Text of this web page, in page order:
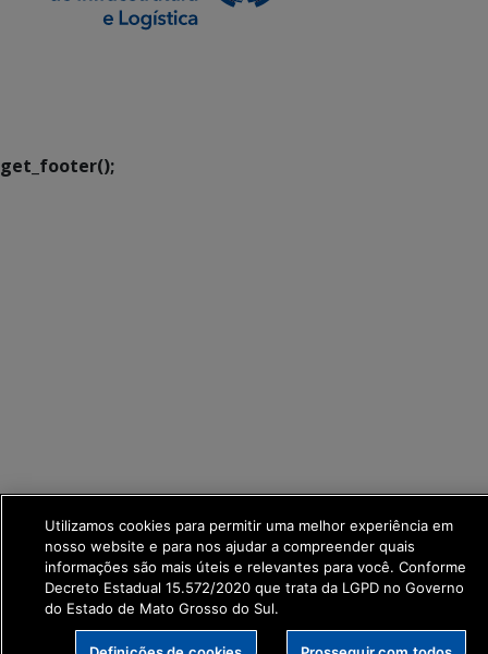
get_footer();
Utilizamos cookies para permitir uma melhor experiência em
nosso website e para nos ajudar a compreender quais
informações são mais úteis e relevantes para você. Conforme
Decreto Estadual 15.572/2020 que trata da LGPD no Governo
do Estado de Mato Grosso do Sul.